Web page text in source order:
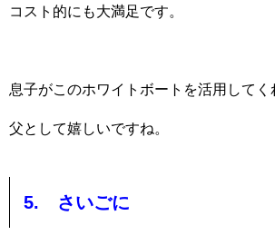
コスト的にも大満足です。
息子がこのホワイトボートを活用してく
父として嬉しいですね。
5. さいごに